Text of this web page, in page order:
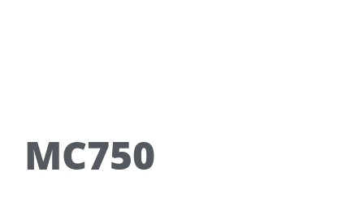
MC750